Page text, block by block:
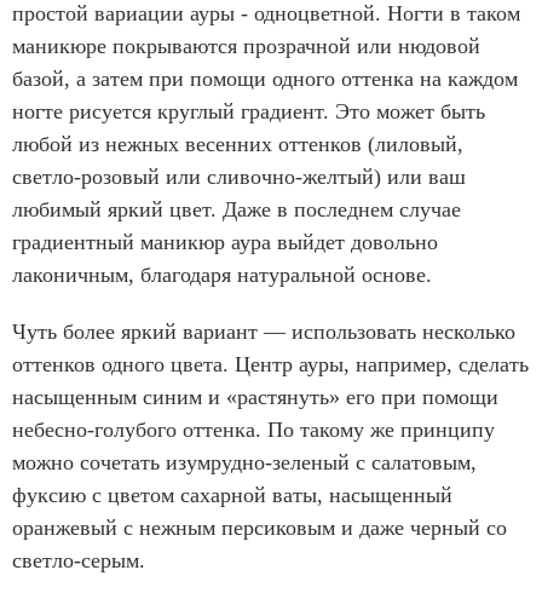
простой вариации ауры - одноцветной. Ногти в таком
маникюре покрываются прозрачной или нюдовой
базой, а затем при помощи одного оттенка на каждом
ногте рисуется круглый градиент. Это может быть
любой из нежных весенних оттенков (лиловый,
светло-розовый или сливочно-желтый) или ваш
любимый яркий цвет. Даже в последнем случае
градиентный маникюр аура выйдет довольно
лаконичным, благодаря натуральной основе.
Чуть более яркий вариант — использовать несколько
оттенков одного цвета. Центр ауры, например, сделать
насыщенным синим и «растянуть» его при помощи
небесно-голубого оттенка. По такому же принципу
можно сочетать изумрудно-зеленый с салатовым,
фуксию с цветом сахарной ваты, насыщенный
оранжевый с нежным персиковым и даже черный со
светло-серым.